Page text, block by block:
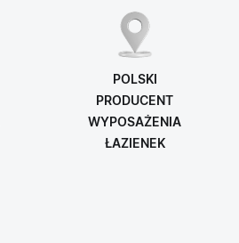
POLSKI
PRODUCENT
WYPOSAŻENIA
ŁAZIENEK